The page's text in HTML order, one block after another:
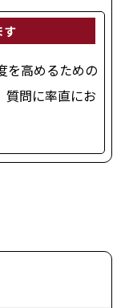
す
を高めるための
質問に率直にお